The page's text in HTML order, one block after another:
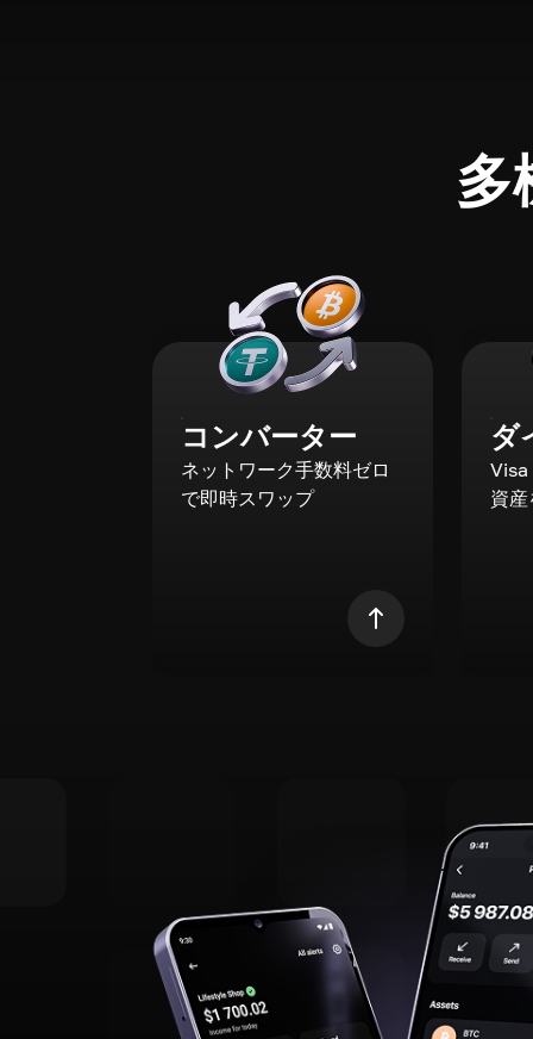
多
コンバーター
ネットワーク手数料ゼロ
で即時スワップ
ダ
資